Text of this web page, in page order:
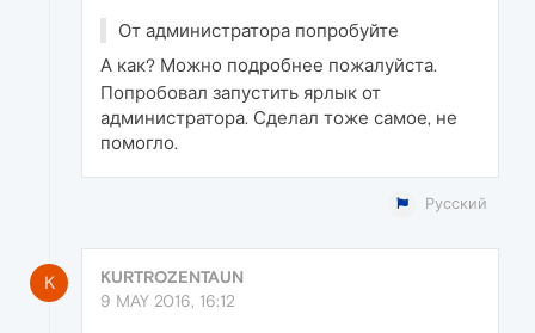
От администратора попробуйте
А как? Можно подробнее пожалуйста.
Попробовал запустить ярлык от
администратора. Сделал тоже самое, не
помогло.
Русский
K
KURTROZENTAUN
9 MAY 2016, 16:12